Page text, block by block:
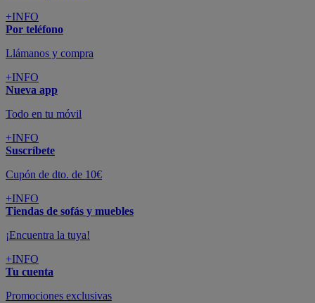
+INFO
Por teléfono
Llámanos y compra
+INFO
Nueva app
Todo en tu móvil
+INFO
Suscríbete
Cupón de dto. de 10€
+INFO
Tiendas de sofás y muebles
¡Encuentra la tuya!
+INFO
Tu cuenta
Promociones exclusivas